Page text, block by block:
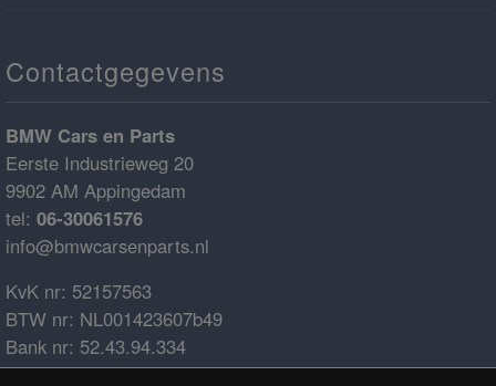
Contactgegevens
BMW Cars en Parts
Eerste Industrieweg 20
9902 AM Appingedam
tel: 06-30061576
info@bmwcarsenparts.nl
KvK nr: 52157563
BTW nr: NL001423607b49
Bank nr: 52.43.94.334
IBAN: NL68ABNA0524394334